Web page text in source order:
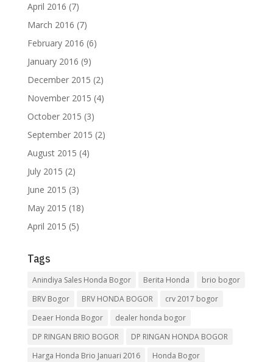
April 2016 (7)
March 2016 (7)
February 2016 (6)
January 2016 (9)
December 2015 (2)
November 2015 (4)
October 2015 (3)
September 2015 (2)
August 2015 (4)
July 2015 (2)
June 2015 (3)
May 2015 (18)
April 2015 (5)
Tags
Anindiya Sales Honda Bogor Berita Honda
brio bogor
BRV Bogor
BRV HONDA BOGOR
crv 2017 bogor
Deaer Honda Bogor
dealer honda bogor
DP RINGAN BRIO BOGOR
DP RINGAN HONDA BOGOR
Harga Honda Brio Januari 2016
Honda Bogor